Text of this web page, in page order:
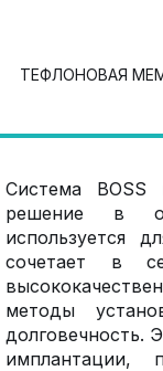
ТЕФЛОНОВАЯ
Система BOSS
решение в
используется
сочетает в
методы
долговечность.
имплантации,